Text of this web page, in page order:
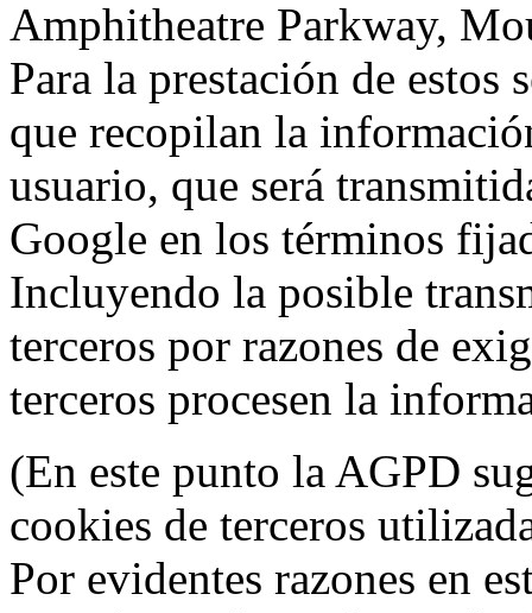
Amphitheatre Parkway,
Para la prestación de
que recopilan la
usuario, que será
Google en los términos
Incluyendo la posible
terceros por razones de
terceros procesen la
(En este punto la AGPD
cookies de terceros
Por evidentes razones en